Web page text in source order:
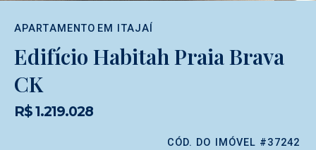
APARTAMENTO EM ITAJAÍ
Edifício Habitah Praia Brava
CK
R$ 1.219.028
CÓD. DO IMÓVEL #37242